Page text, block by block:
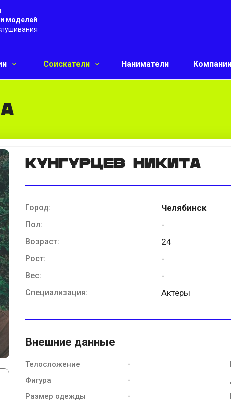
моделей
Соискатели Наниматели Компании
Кунгурцев Никита
Город: Челябинск
Пол: -
Возраст: 24
Рост: -
Вес: -
Специализация: Актеры
Внешние данные
Телосложение -
Фигура -
Размер одежды -